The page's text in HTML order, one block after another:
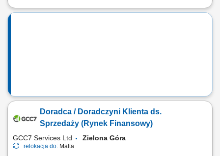
Zadania Tworzenie i pielęgnowanie trwałych więzi biznesowych.
Doradca / Doradczyni Klienta ds.
Sprzedaży (Rynek Finansowy)
GCC7 Services Ltd Zielona Góra
relokacja do: Malta